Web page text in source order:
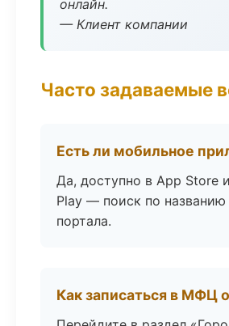
онлайн.
— Клиент компании
Часто задаваемые
Есть ли мобильное
Да, доступно в App Store
Play — поиск по названию
портала.
Как записаться в МФЦ